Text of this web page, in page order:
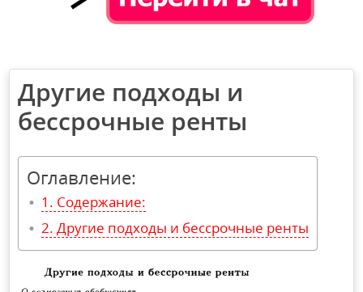
Другие подходы и
бессрочные ренты
Оглавление:
Содержание:
Другие подходы и бессрочные ренты